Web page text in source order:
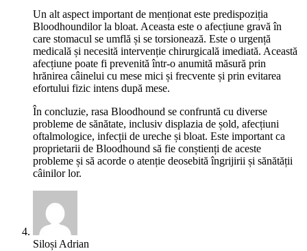
Un alt aspect important de menționat este predispoziția
Bloodhoundilor la bloat. Aceasta este o afecțiune gravă în
care stomacul se umflă și se torsionează. Este o urgență
medicală și necesită intervenție chirurgicală imediată. Această
afecțiune poate fi prevenită într-o anumită măsură prin
hrănirea câinelui cu mese mici și frecvente și prin evitarea
efortului fizic intens după mese.
În concluzie, rasa Bloodhound se confruntă cu diverse
probleme de sănătate, inclusiv displazia de șold, afecțiuni
oftalmologice, infecții de ureche și bloat. Este important ca
proprietarii de Bloodhound să fie conștienți de aceste
probleme și să acorde o atenție deosebită îngrijirii și sănătății
câinilor lor.
Siloși Adrian